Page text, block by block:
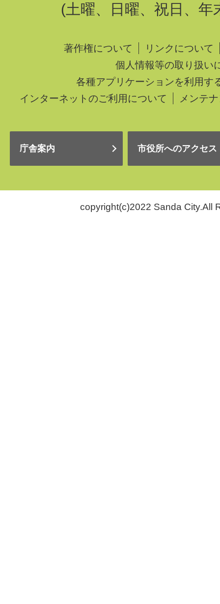
(土曜、日曜、祝日、年
著作権について
リンクについて
個人情報等の取り扱い
各種アプリケーションを利用す
インターネットのご利用について
メンテ
庁舎案内 市役所へのアクセス
copyright(c)2022 Sanda City.All